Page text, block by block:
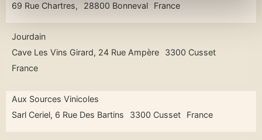
69 Rue Chartres,
28800 Bonneval France
Jourdain
Cave Les Vins Girard, 24 Rue Ampère
3300 Cusset
France
Aux Sources Vinicoles
Sarl Ceriel, 6 Rue Des Bartins
3300 Cusset France